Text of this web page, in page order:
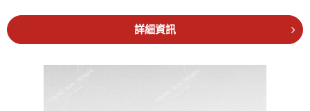
詳細資訊